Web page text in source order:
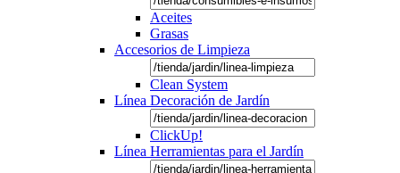
Aceites
Grasas
Accesorios de Limpieza
Clean System
Línea Decoración de Jardín
ClickUp!
Línea Herramientas para el Jardín